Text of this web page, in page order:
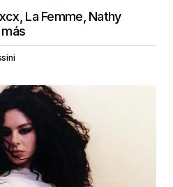
La Femme, Nathy